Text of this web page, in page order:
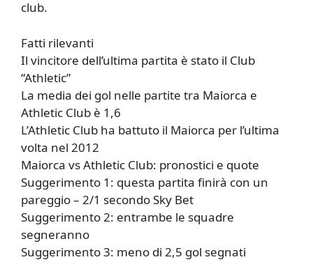
club.
Fatti rilevanti
Il vincitore dell’ultima partita è stato il Club
“Athletic”
La media dei gol nelle partite tra Maiorca e
Athletic Club è 1,6
L’Athletic Club ha battuto il Maiorca per l’ultima
volta nel 2012
Maiorca vs Athletic Club: pronostici e quote
Suggerimento 1: questa partita finirà con un
pareggio – 2/1 secondo Sky Bet
Suggerimento 2: entrambe le squadre
segneranno
Suggerimento 3: meno di 2,5 gol segnati